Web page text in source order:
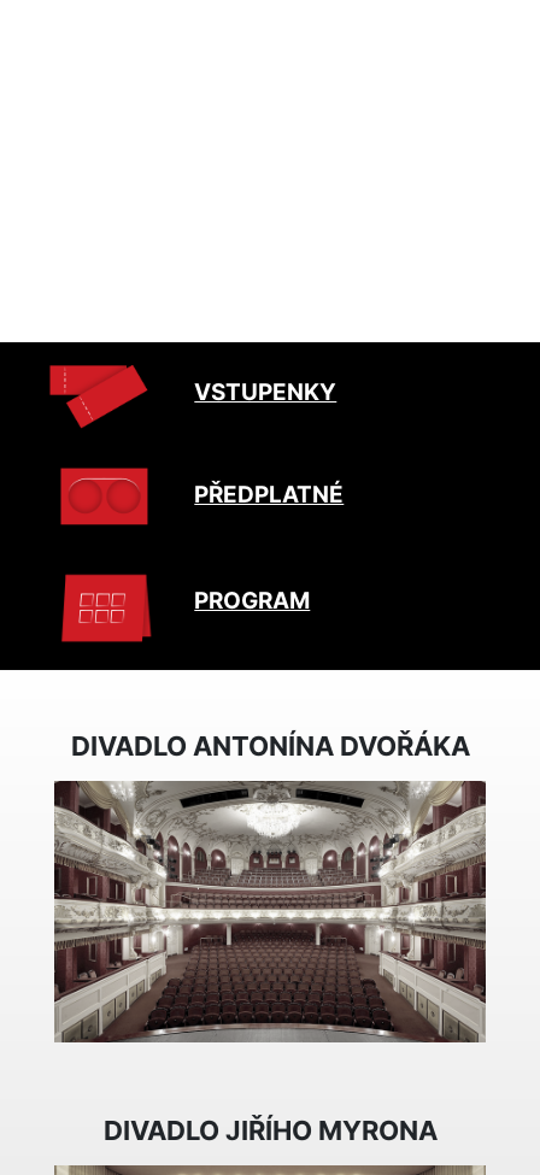
VSTUPENKY
PŘEDPLATNÉ
PROGRAM
DIVADLO ANTONÍNA DVOŘÁKA
DIVADLO JIŘÍHO MYRONA